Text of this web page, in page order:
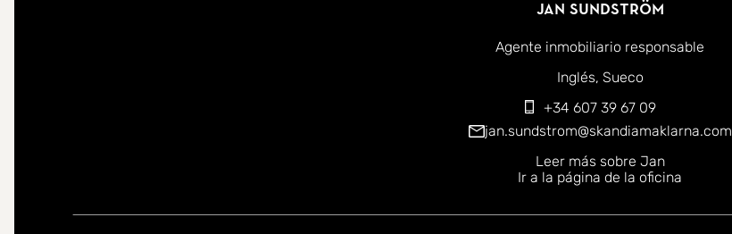
Jan Sundström
Agente inmobiliario responsable
Inglés Sueco
+34 607 39 67 09
jan.sundstrom@skandiamaklarna.com
Leer más sobre Jan
Ir a la página de la oficina